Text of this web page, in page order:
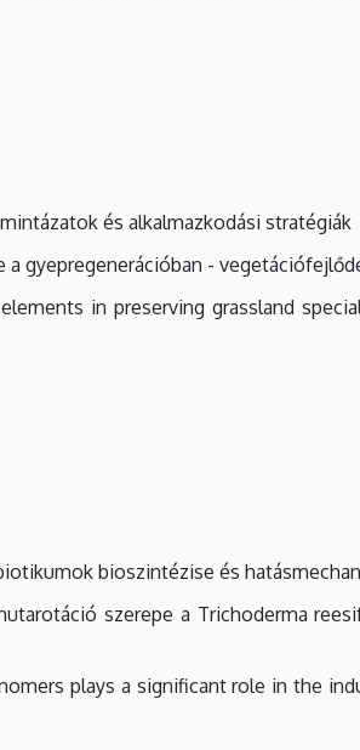
és alkalmazkodási stratégiák
a gyepregenerációban -
in preserving grassland
bioszintézise és
szerepe a Trichoderma
plays a significant role in the